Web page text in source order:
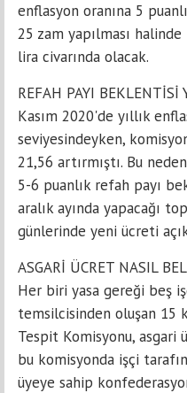
enflasyon oranına 5
25 zam yapılması
lira civarında olacak.
REFAH PAYI BEKLENTİSİ
Kasım 2020'de yıllık
seviyesindeyken,
21,56 artırmıştı. Bu
5-6 puanlık refah payı
aralık ayında yapacağı
günlerinde yeni ücreti
ASGARİ ÜCRET NASIL
Her biri yasa gereği beş
temsilcisinden oluşan 15
Tespit Komisyonu,
bu komisyonda işçi
üyeye sahip